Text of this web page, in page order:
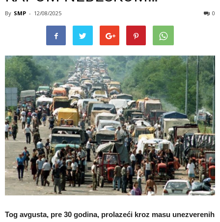
By SMP - 12/08/2025 0
Tog avgusta, pre 30 godina, prolazeći kroz masu unezverenih